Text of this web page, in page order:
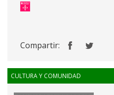
Compartir:
CULTURA Y COMUNIDAD